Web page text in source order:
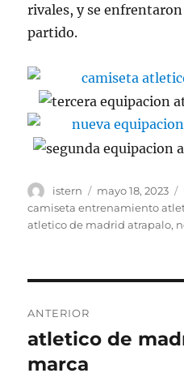
rivales, y se
partido.
Autor
istern
Publicado
el
mayo 18, 2023
camiseta entrenamiento
atletico de madrid atrapalo,
de
entradas
ANTERIOR
Entrada
anterior:
atletico de
marca